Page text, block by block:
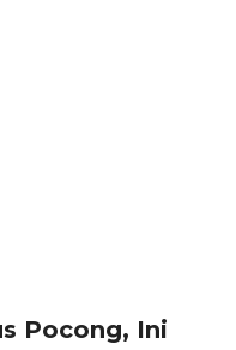
Pocong, Ini